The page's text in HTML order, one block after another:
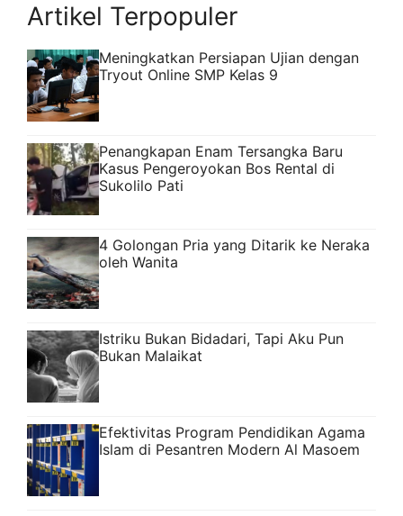
Artikel Terpopuler
Meningkatkan Persiapan Ujian dengan
Tryout Online SMP Kelas 9
Penangkapan Enam Tersangka Baru
Kasus Pengeroyokan Bos Rental di
Sukolilo Pati
4 Golongan Pria yang Ditarik ke Neraka
oleh Wanita
Istriku Bukan Bidadari, Tapi Aku Pun
Bukan Malaikat
Efektivitas Program Pendidikan Agama
Islam di Pesantren Modern Al Masoem